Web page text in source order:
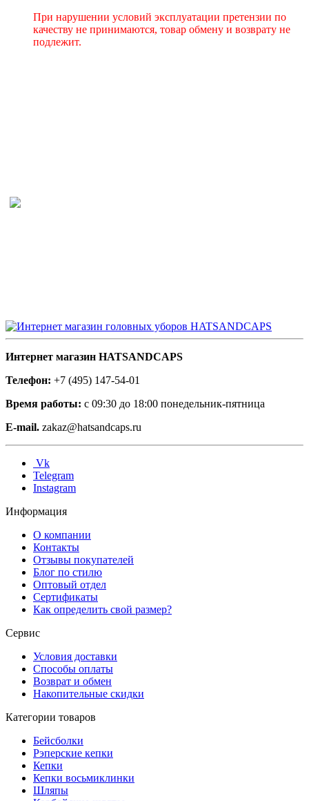
При нарушении условий эксплуатации претензии по
качеству не принимаются, товар обмену и возврату не
подлежит.
Интернет магазин HATSANDCAPS
Телефон: +7 (495) 147-54-01
Время работы: с 09:30 до 18:00 понедельник-пятница
E-mail. zakaz@hatsandcaps.ru
Vk
Telegram
Instagram
Информация
О компании
Контакты
Отзывы покупателей
Блог по стилю
Оптовый отдел
Сертификаты
Как определить свой размер?
Сервис
Условия доставки
Способы оплаты
Возврат и обмен
Накопительные скидки
Категории товаров
Бейсболки
Рэперские кепки
Кепки
Кепки восьмиклинки
Шляпы